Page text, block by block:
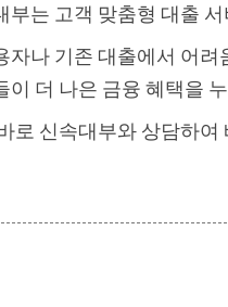
부는 고객 맞춤형 대출
자나 기존 대출에서 어려
이 더 나은 금융 혜택을
로 신속대부와 상담하